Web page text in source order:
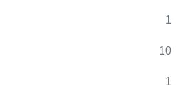
1
10
1